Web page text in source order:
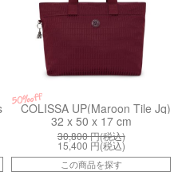
Red)
50%off
COLISSA UP(Maroon Tile Jq)
32 x 50 x 17 cm
30,800円(税込)
15,400 円(税込)
この商品を探す